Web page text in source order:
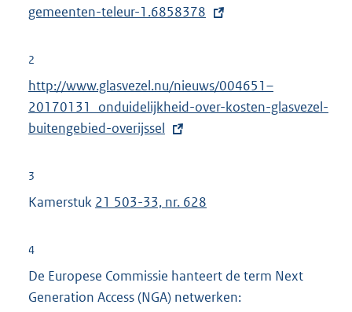
t
r
e
l
i
k
:
gemeenten-teleur-1.6858378
2
E
x
t
r
i
n
k
http://www.glasvezel.nu/nieuws/004651–
20170131_onduidelijkheid-over-kosten-glasvezel-
buitengebied-overijssel
3
Kamerstuk 21 503-33, nr. 628
4
De Europese Commissie hanteert de term Next
Generation Access (NGA) netwerken: